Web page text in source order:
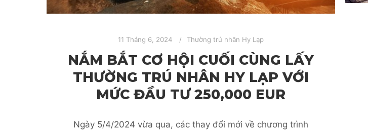
11 Tháng 6, 2024 Thường trú nhân Hy Lạp
NẮM BẮT CƠ HỘI CUỐI CÙNG LẤY
THƯỜNG TRÚ NHÂN HY LẠP VỚI
MỨC ĐẦU TƯ 250,000 EUR
Ngày 5/4/2024 vừa qua, các thay đổi mới về chương trình